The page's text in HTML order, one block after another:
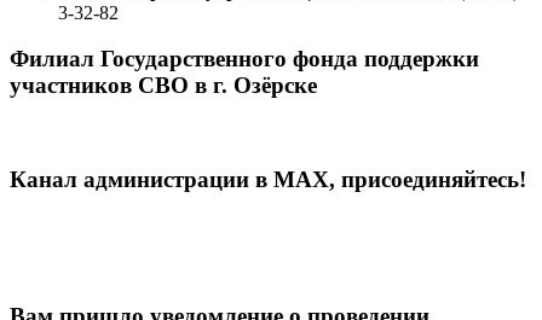
3-32-82
Филиал Государственного фонда поддержки
участников СВО в г. Озёрске
Канал администрации в МАХ, присоединяйтесь!